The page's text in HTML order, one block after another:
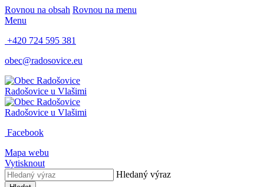
Rovnou na obsah Rovnou na menu
Menu
+420 724 595 381
obec@radosovice.eu
Radošovice u Vlašimi
Radošovice u Vlašimi
Facebook
Mapa webu
Vytisknout
Hledaný výraz